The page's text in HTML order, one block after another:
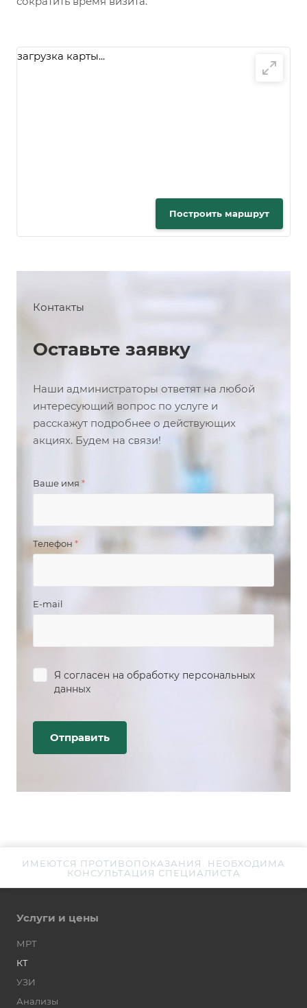
загрузка карты...
Построить маршрут
Контакты
Оставьте заявку
Наши администраторы ответят на любой
интересующий вопрос по услуге и
расскажут подробнее о действующих
акциях. Будем на связи!
Ваше имя *
Телефон *
E-mail
Я согласен на обработку персональных
данных
ИМЕЮТСЯ ПРОТИВОПОКАЗАНИЯ. НЕОБХОДИМА
КОНСУЛЬТАЦИЯ СПЕЦИАЛИСТА
Услуги и цены
МРТ
КТ
УЗИ
Анализы